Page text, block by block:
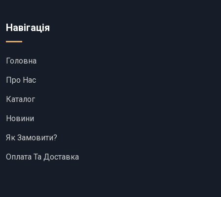
Навігація
Головна
Про Нас
Каталог
Новини
Як Замовити?
Оплата Та Доставка